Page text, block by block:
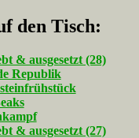
den Tisch:
& aus­ge­setzt (28)
Re­pu­blik
& aus­ge­setzt (27)